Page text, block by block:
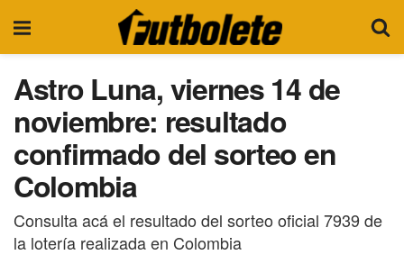
Astro Luna, viernes 14 de
noviembre: resultado
confirmado del sorteo en
Colombia
Consulta acá el resultado del sorteo oficial 7939 de
la lotería realizada en Colombia